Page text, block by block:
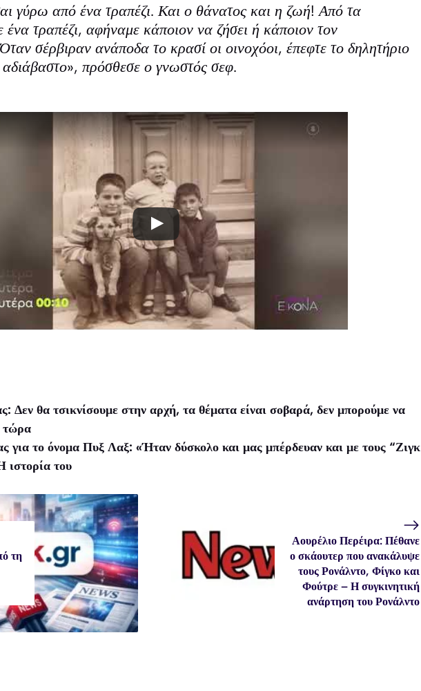
γύρω από ένα τραπέζι. Και ο θάνατος και η ζωή! Από τα
ένα τραπέζι, αφήναμε κάποιον να ζήσει ή κάποιον τον
σέρβιραν ανάποδα το κρασί οι οινοχόοι, έπεφτε το δηλητήριο
αδιάβαστο», πρόσθεσε ο γνωστός σεφ.
Δεν θα τσικνίσουμε στην αρχή, τα θέματα είναι σοβαρά, δεν μπορούμε να
τώρα
για το όνομα Πυξ Λαξ: «Ήταν δύσκολο και μας μπέρδευαν και με τους “Ζιγκ
ιστορία του
τη
Αουρέλιο Περέιρα: Πέθανε
ο σκάουτερ που ανακάλυψε
τους Ρονάλντο, Φίγκο και
Φούτρε – Η συγκινητική
ανάρτηση του Ρονάλντο